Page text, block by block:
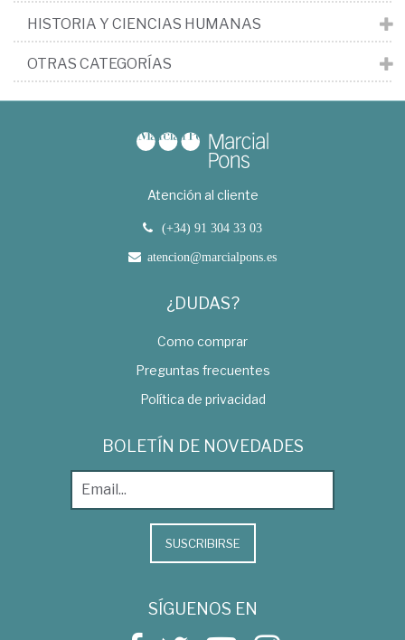
HISTORIA Y CIENCIAS HUMANAS
OTRAS CATEGORÍAS
Atención al cliente
(+34) 91 304 33 03
atencion@marcialpons.es
¿DUDAS?
Como comprar
Preguntas frecuentes
Política de privacidad
BOLETÍN DE NOVEDADES
SUSCRIBIRSE
SÍGUENOS EN